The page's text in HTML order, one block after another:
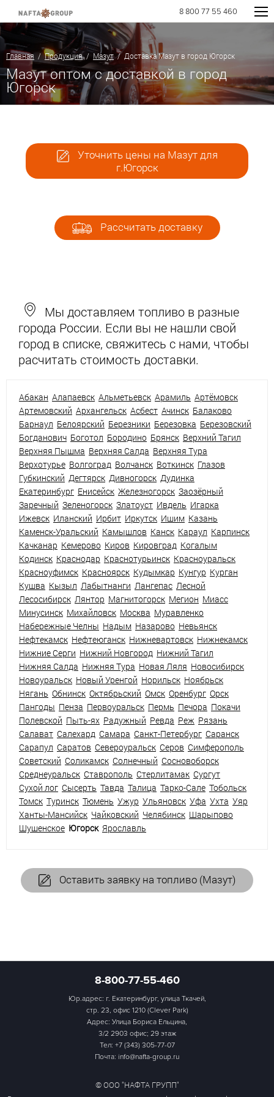
8 800 77 55 460
Главная /Продукция/ Мазут/ Доставка Мазут в город Югорск
Мазут оптом с доставкой в город
Югорск
Уточнить цены на Мазут для
г.Югорск
Рассчитать доставку
Мы доставляем топливо в разные
города России. Если вы не нашли свой
город в списке, свяжитесь с нами, чтобы
расчитать стоимость доставки.
Абакан Алапаевск Альметьевск Арамиль Артёмовск
Артемовский Архангельск Асбест Ачинск Балаково
Барнаул Белоярский Березники Березовка Березовский
Богданович Боготол Бородино Брянск Верхний Тагил
Верхняя Пышма Верхняя Салда Верхняя Тура
Верхотурье Волгоград Волчанск Воткинск Глазов
Губкинский Дегтярск Дивногорск Дудинка
Екатеринбург Енисейск Железногорск Заозёрный
Заречный Зеленогорск Златоуст Ивдель Игарка
Ижевск Иланский Ирбит Иркутск Ишим Казань
Каменск-Уральский Камышлов Канск Караул Карпинск
Качканар Кемерово Киров Кировград Когалым
Кодинск Краснодар Краснотурьинск Красноуральск
Красноуфимск Красноярск Кудымкар Кунгур Курган
Кушва Кызыл Лабытнанги Лангепас Лесной
Лесосибирск Лянтор Магнитогорск Мегион Миасс
Минусинск Михайловск Москва Муравленко
Набережные Челны Надым Назарово Невьянск
Нефтекамск Нефтеюганск Нижневартовск Нижнекамск
Нижние Серги Нижний Новгород Нижний Тагил
Нижняя Салда Нижняя Тура Новая Ляля Новосибирск
Новоуральск Новый Уренгой Норильск Ноябрьск
Нягань Обнинск Октябрьский Омск Оренбург Орск
Пангоды Пенза Первоуральск Пермь Печора Покачи
Полевской Пыть-ях Радужный Ревда Реж Рязань
Салават Салехард Самара Санкт-Петербург Саранск
Сарапул Саратов Североуральск Серов Симферополь
Советский Соликамск Солнечный Сосновоборск
Среднеуральск Ставрополь Стерлитамак Сургут
Сухой лог Сысерть Тавда Талица Тарко-Сале Тобольск
Томск Туринск Тюмень Ужур Ульяновск Уфа Ухта Уяр
Ханты-Мансийск Чайковский Челябинск Шарыпово
Шушенское Югорск Ярославль
Оставить заявку на топливо (Мазут)
8-800-77-55-460
Юр.адрес: г. Екатеринбург, улица Ткачей,
стр. 23, офис 1210 (Clever Park)
Адрес: Улица Бориса Ельцина,
3/2 2903 офис; 29 этаж
Тел: +7 (343) 305-77-07
Почта: info@nafta-group.ru
© ООО "НАФТА ГРУПП"